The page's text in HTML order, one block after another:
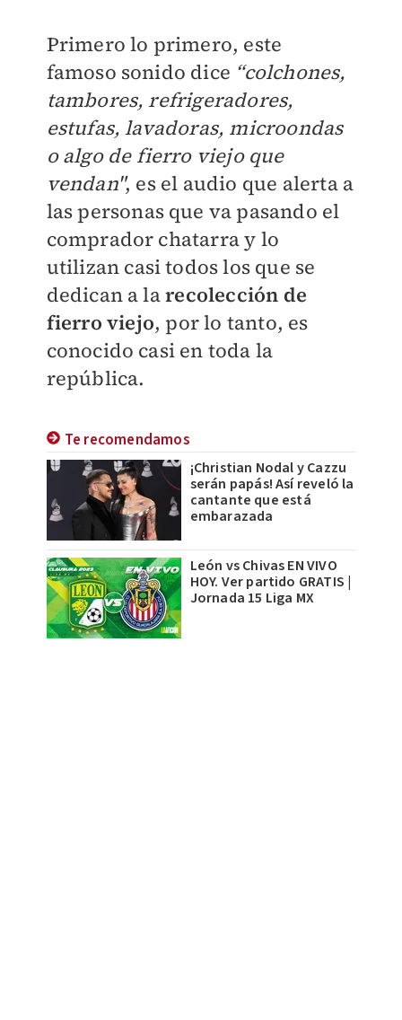
Primero lo primero, este
famoso sonido dice “colchones,
tambores, refrigeradores,
estufas, lavadoras, microondas
o algo de fierro viejo que
vendan", es el audio que alerta a
las personas que va pasando el
comprador chatarra y lo
utilizan casi todos los que se
dedican a larecolección de
fierro viejo, por lo tanto, es
conocido casi en toda la
república.
Te recomendamos
¡Christian Nodal y Cazzu
serán papás! Así reveló la
cantante que está
embarazada
León vs Chivas EN VIVO
HOY. Ver partido GRATIS |
Jornada 15 Liga MX